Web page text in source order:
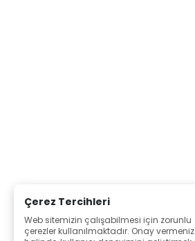
Çerez Tercihleri
Web sitemizin çalışabilmesi için zorunlu
çerezler kullanılmaktadır. Onay vermeniz